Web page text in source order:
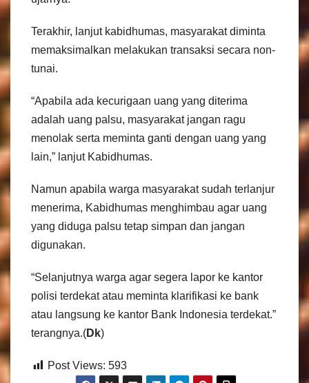
Terakhir, lanjut kabidhumas, masyarakat diminta
memaksimalkan melakukan transaksi secara non-
tunai.
“Apabila ada kecurigaan uang yang diterima
adalah uang palsu, masyarakat jangan ragu
menolak serta meminta ganti dengan uang yang
lain,” lanjut Kabidhumas.
Namun apabila warga masyarakat sudah terlanjur
menerima, Kabidhumas menghimbau agar uang
yang diduga palsu tetap simpan dan jangan
digunakan.
“Selanjutnya warga agar segera lapor ke kantor
polisi terdekat atau meminta klarifikasi ke bank
atau langsung ke kantor Bank Indonesia terdekat.”
terangnya.(Dk)
Post Views: 593